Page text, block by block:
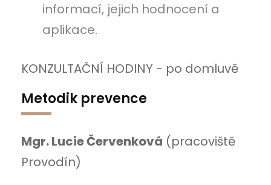
informací, jejich hodnocení a
aplikace.
KONZULTAČNÍ HODINY - po domluvě
Metodik prevence
Mgr. Lucie Červenková (pracoviště
Provodín)